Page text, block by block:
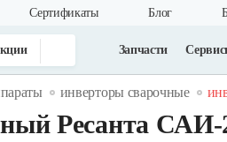
Cертификаты Блог
Запчасти
инверторы сварочные
Ресанта САИ-